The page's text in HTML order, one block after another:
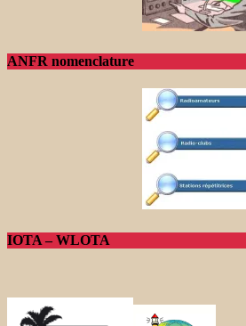
ANFR nomenclature
IOTA – WLOTA